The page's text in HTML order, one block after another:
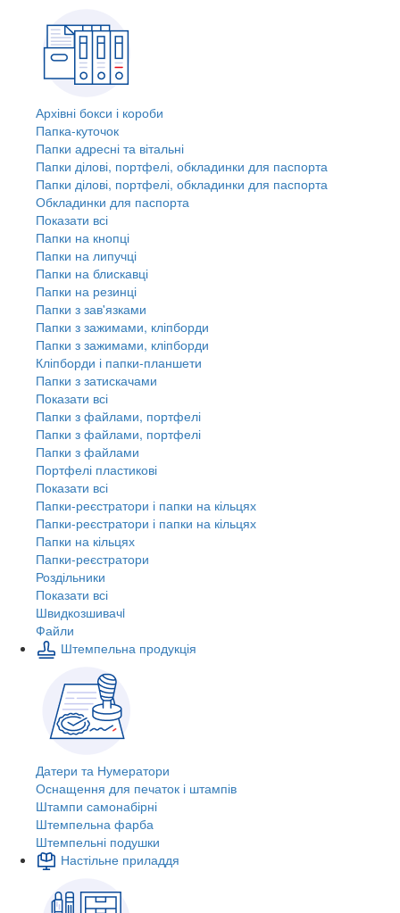
Архівні бокси і короби
Папка-куточок
Папки адресні та вітальні
Папки ділові, портфелі, обкладинки для паспорта
Папки ділові, портфелі, обкладинки для паспорта
Обкладинки для паспорта
Показати всі
Папки на кнопці
Папки на липучці
Папки на блискавці
Папки на резинці
Папки з зав'язками
Папки з зажимами, кліпборди
Папки з зажимами, кліпборди
Кліпборди і папки-планшети
Папки з затискачами
Показати всі
Папки з файлами, портфелі
Папки з файлами, портфелі
Папки з файлами
Портфелі пластикові
Показати всі
Папки-реєстратори і папки на кільцях
Папки-реєстратори і папки на кільцях
Папки на кільцях
Папки-реєстратори
Роздільники
Показати всі
Швидкозшивачi
Файли
Штемпельна продукція
Датери та Нумератори
Оснащення для печаток і штампів
Штампи самонабірні
Штемпельна фарба
Штемпельні подушки
Настільне приладдя